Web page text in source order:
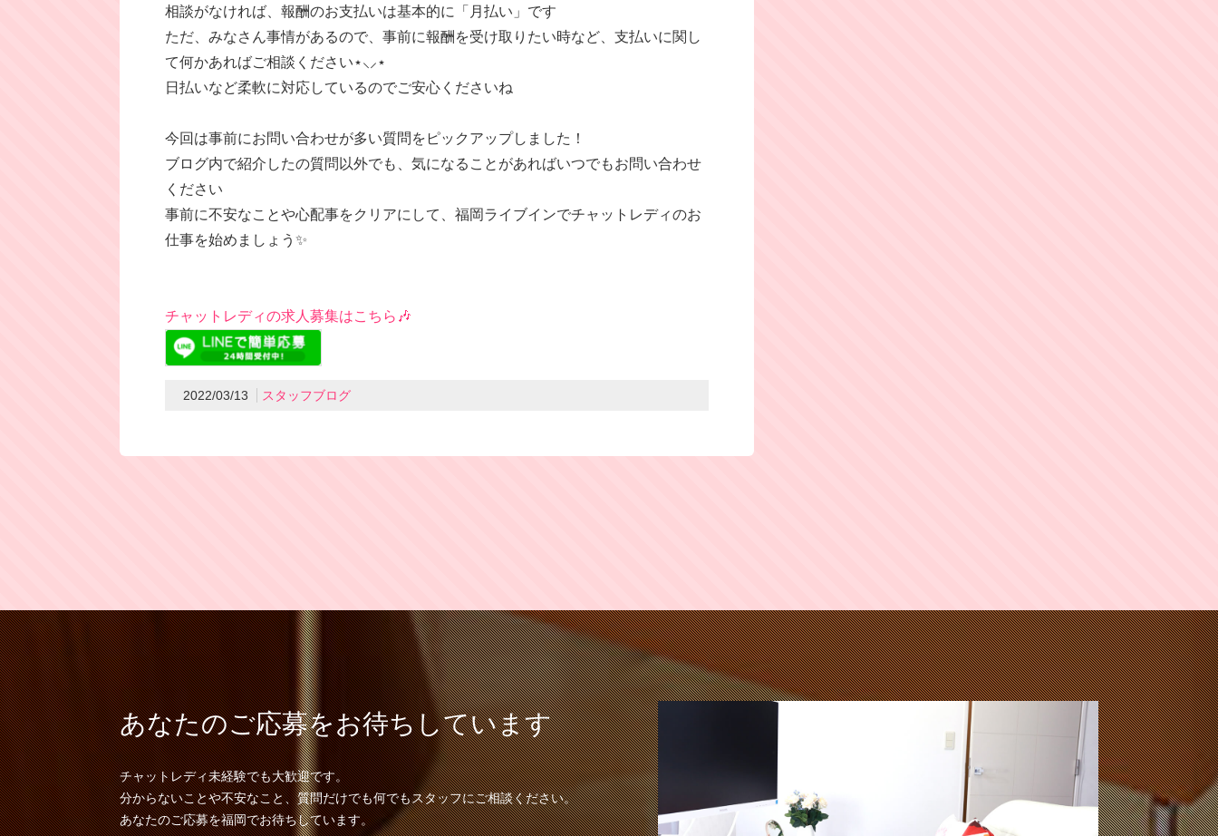
相談がなければ、報酬のお支払いは基本的に「月払い」です
ただ、みなさん事情があるので、事前に報酬を受け取りたい時など、支払いに関し
て何かあればご相談ください⋆⸜⸝⋆
日払いなど柔軟に対応しているのでご安心くださいね
今回は事前にお問い合わせが多い質問をピックアップしました！
ブログ内で紹介したの質問以外でも、気になることがあればいつでもお問い合わせ
ください
事前に不安なことや心配事をクリアにして、福岡ライブインでチャットレディのお
仕事を始めましょう✨
チャットレディの求人募集はこちら🎶
2022/03/13 スタッフブログ
あなたのご応募をお待ちしています
チャットレディ未経験でも大歓迎です。
分からないことや不安なこと、質問だけでも何でもスタッフにご相談ください。
あなたのご応募を福岡でお待ちしています。